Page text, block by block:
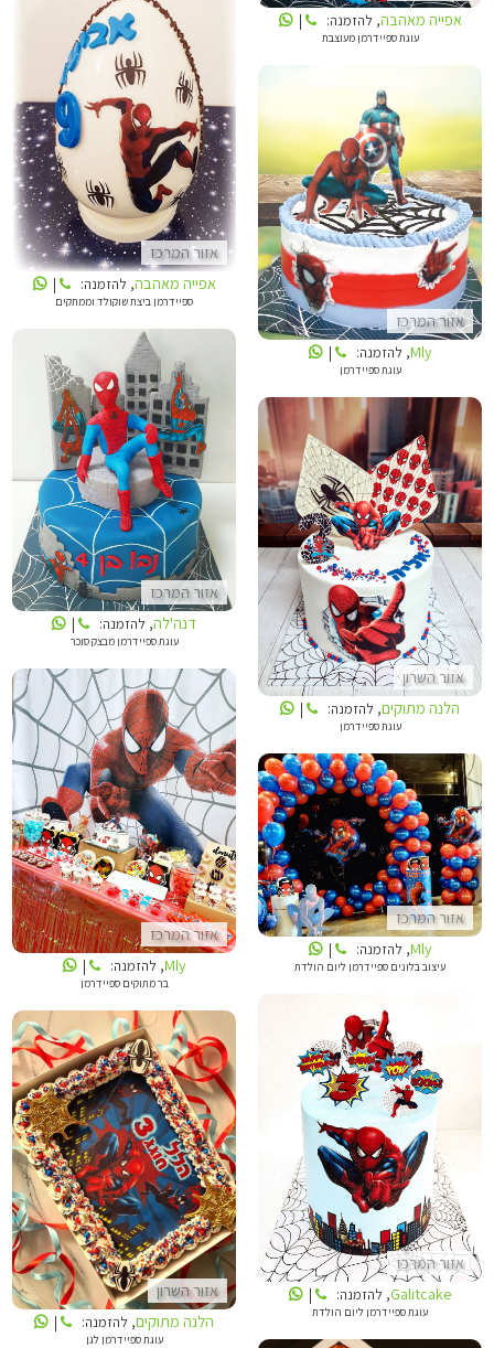
אפייה מאהבה, להזמנה: |
עוגת ספיידרמן מעוצבת
אזור המרכז
אפייה מאהבה
אפייה מאהבה, להזמנה: |
ספיידרמן ביצת שוקולד וממתקים
אזור המרכז
MLY
Mly, להזמנה: |
עוגת ספיידרמן
אזור המרכז
דנה'לה
דנה'לה, להזמנה: |
עוגת ספיידרמן מבצק סוכר
אזור השרון
הלנה מתוקים
הלנה מתוקים, להזמנה: |
עוגת ספיידרמן
אזור המרכז
MLY
Mly, להזמנה: |
בר מתוקים ספיידרמן
אזור המרכז
MLY
Mly, להזמנה: |
עיצוב בלונים ספיידרמן ליום הולדת
אזור המרכז
GALITCAKE
Galitcake, להזמנה: |
עוגת ספיידרמן ליום הולדת
אזור השרון
הלנה מתוקים
הלנה מתוקים, להזמנה: |
עוגת ספיידרמן לגן